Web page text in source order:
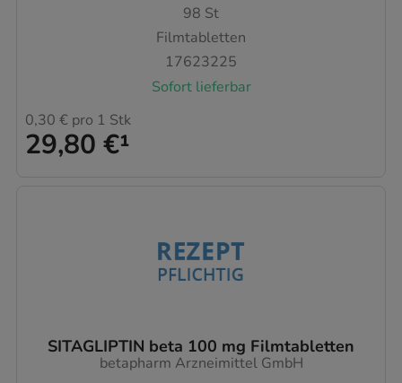
98 St
Filmtabletten
17623225
Sofort lieferbar
29,80 €¹
0,30 € pro 1 Stk
SITAGLIPTIN beta 100 mg Filmtabletten
betapharm Arzneimittel GmbH